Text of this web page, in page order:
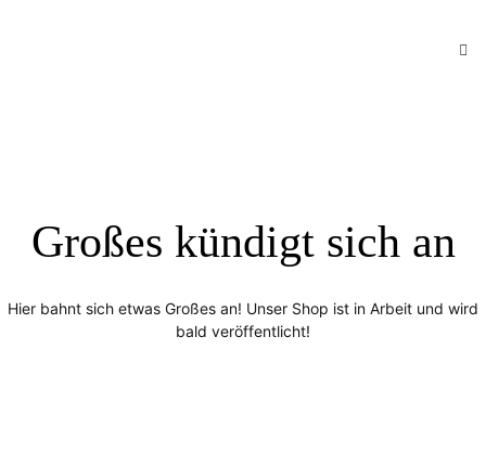
Großes kündigt sich an
Hier bahnt sich etwas Großes an! Unser Shop ist in Arbeit und wird
bald veröffentlicht!